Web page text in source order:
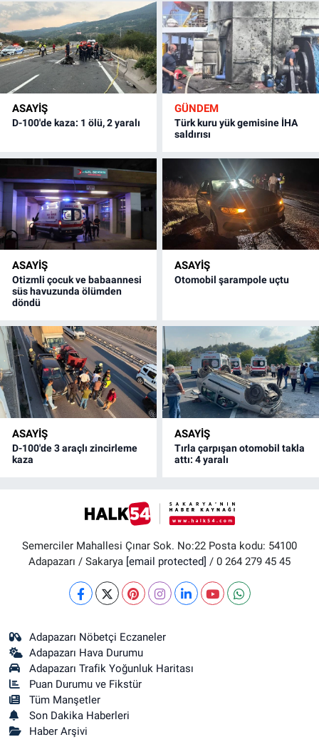
ASAYİŞ
D-100'de kaza: 1 ölü, 2 yaralı
GÜNDEM
Türk kuru yük gemisine İHA
saldırısı
ASAYİŞ
Otizmli çocuk ve babaannesi
süs havuzunda ölümden
döndü
ASAYİŞ
Otomobil şarampole uçtu
ASAYİŞ
D-100'de 3 araçlı zincirleme
kaza
ASAYİŞ
Tırla çarpışan otomobil takla
attı: 4 yaralı
Semerciler Mahallesi Çınar Sok. No:22 Posta kodu: 54100
Adapazarı / Sakarya [email protected] / 0 264 279 45 45
Adapazarı Nöbetçi Eczaneler
Adapazarı Hava Durumu
Adapazarı Trafik Yoğunluk Haritası
Puan Durumu ve Fikstür
Tüm Manşetler
Son Dakika Haberleri
Haber Arşivi